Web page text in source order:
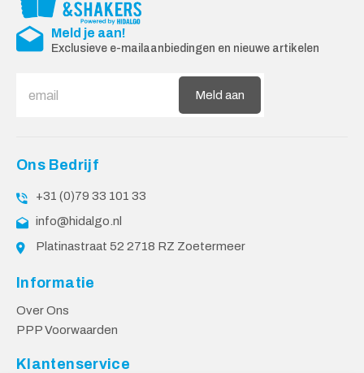
Meld je aan!
Exclusieve e-mailaanbiedingen en nieuwe artikelen
Meld aan
Ons Bedrijf
+31 (0)79 33 101 33
info@hidalgo.nl
Platinastraat 52 2718 RZ Zoetermeer
Informatie
Over Ons
PPP Voorwaarden
Klantenservice